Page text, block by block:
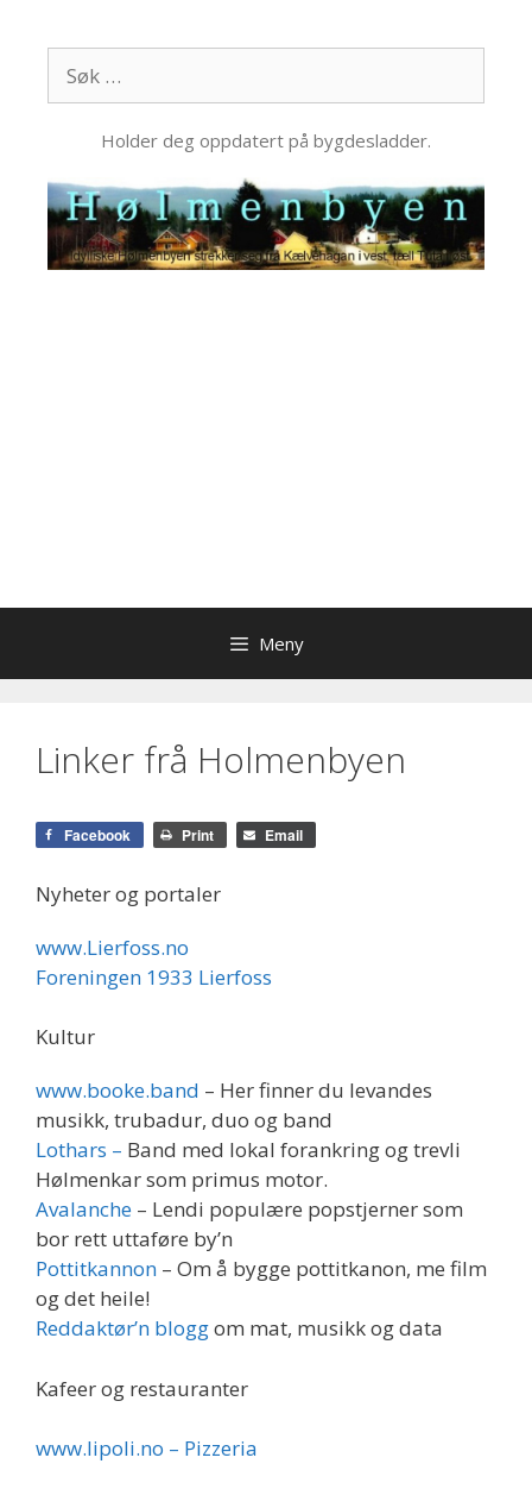
innhold
etter:
Holder deg oppdatert på bygdesladder.
Meny
Linker frå Holmenbyen
Facebook Print Email
Nyheter og portaler
www.Lierfoss.no
Foreningen 1933 Lierfoss
Kultur
www.booke.band – Her finner du levandes
musikk, trubadur, duo og band
Lothars – Band med lokal forankring og trevli
Hølmenkar som primus motor.
Avalanche – Lendi populære popstjerner som
bor rett uttaføre by’n
Pottitkannon – Om å bygge pottitkanon, me film
og det heile!
Reddaktør’n bloggom mat, musikk og data
Kafeer og restauranter
www.lipoli.no – Pizzeria